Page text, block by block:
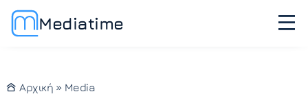
Mediatime
Αρχική » Media